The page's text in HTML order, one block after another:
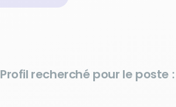
Profil recherché pour le poste :